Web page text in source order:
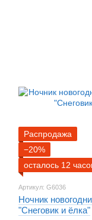
Распродажа
−20%
осталось 12
Артикул: G6036
Ночник
"Снеговик и ёлка"